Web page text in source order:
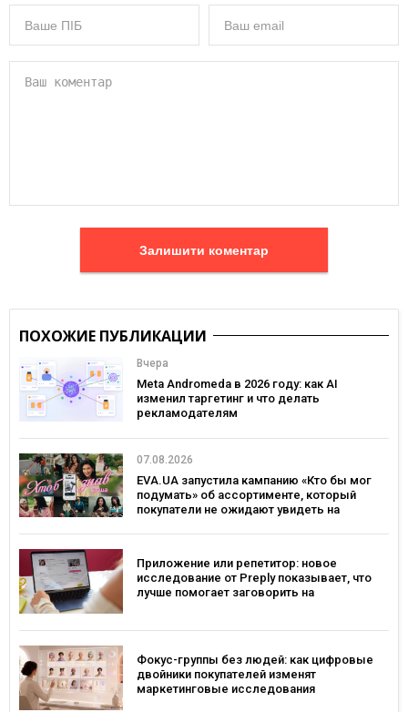
Залишити коментар
ПОХОЖИЕ ПУБЛИКАЦИИ
Вчера
Meta Andromeda в 2026 году: как AI
изменил таргетинг и что делать
рекламодателям
07.08.2026
EVA.UA запустила кампанию «Кто бы мог
подумать» об ассортименте, который
покупатели не ожидают увидеть на
Приложение или репетитор: новое
исследование от Preply показывает, что
лучше помогает заговорить на
Фокус-группы без людей: как цифровые
двойники покупателей изменят
маркетинговые исследования